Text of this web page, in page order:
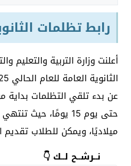
رابط تظلمات الثانوية
أعلنت وزارة التربية والتعليم
ميلاديًا، ويمكن للطلاب
نــرشــح لــك 👇